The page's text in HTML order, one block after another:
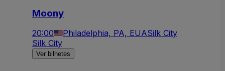
Moony
20:00 Philadelphia, PA, EUASilk City
Silk City
Ver bilhetes